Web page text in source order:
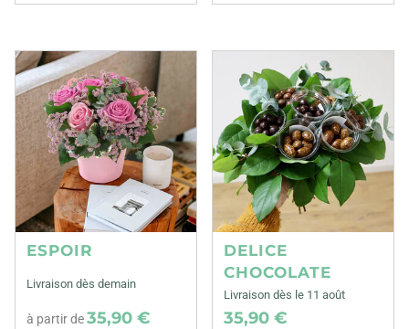
ESPOIR
Livraison dès demain
à partir de35,90 €
DELICE
CHOCOLATE
Livraison dès le 11 août
35,90 €